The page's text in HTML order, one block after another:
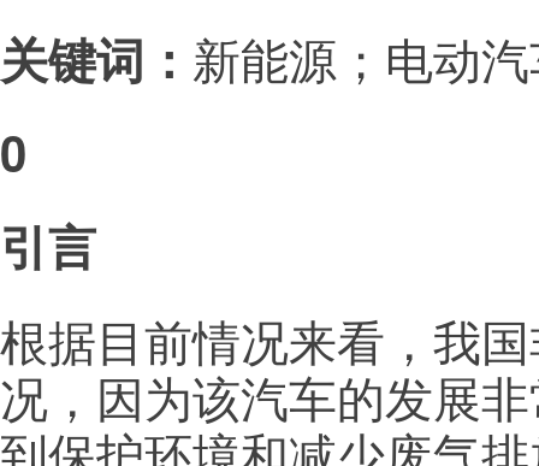
关键词： 新能源；电动
0
引言
根据目前情况来看，我
况，因为该汽车的发展
到保护环境和减少废气